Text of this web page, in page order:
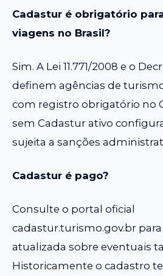
Cadastur é obrigatório
viagens no Brasil?
Sim. A Lei 11.771/2008 e o
definem agências de
com registro obrigatório no
sem Cadastur ativo
sujeita a sanções
Cadastur é pago?
Consulte o portal oficial
cadastur.turismo.gov.br
atualizada sobre eventuais
Historicamente o cadastro